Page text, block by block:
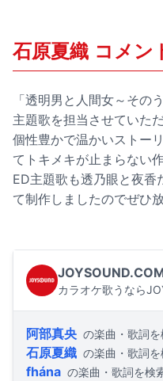
石原夏織 コメン
「透明男と人間女～その
主題歌を担当させていた
個性豊かで温かいストー
てトキメキが止まらない
ED主題歌も透乃眼と夜香
て制作しましたのでぜひ
カラオケ歌うなら
阿部真央 の楽曲・歌詞
石原夏織 の楽曲・歌詞
fhána の楽曲・歌詞を検